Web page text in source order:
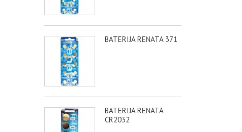
BATERIJA RENATA 371
BATERIJA RENATA
CR2032